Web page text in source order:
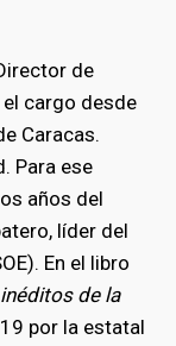
de
cargo desde
Caracas.
Para ese
años del
líder del
En el libro
de la
por la estatal